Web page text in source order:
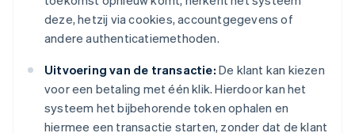
deze, hetzij via cookies, accountgegevens of
andere authenticatiemethoden.
Uitvoering van de transactie: De klant kan kiezen
voor een betaling met één klik. Hierdoor kan het
systeem het bijbehorende token ophalen en
hiermee een transactie starten, zonder dat de klant